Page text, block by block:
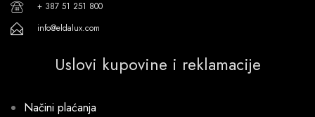
+ 387 51 251 800
info@eldalux.com
Uslovi kupovine i reklamacije
Načini plaćanja